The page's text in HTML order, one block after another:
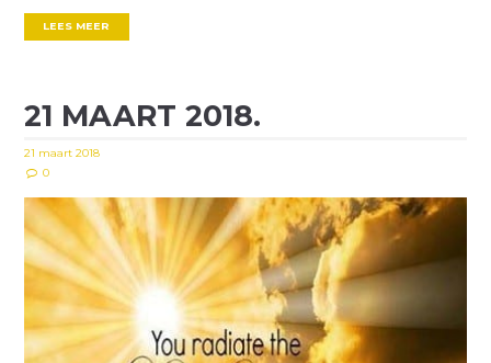
LEES MEER
21 MAART 2018.
21 maart 2018
0